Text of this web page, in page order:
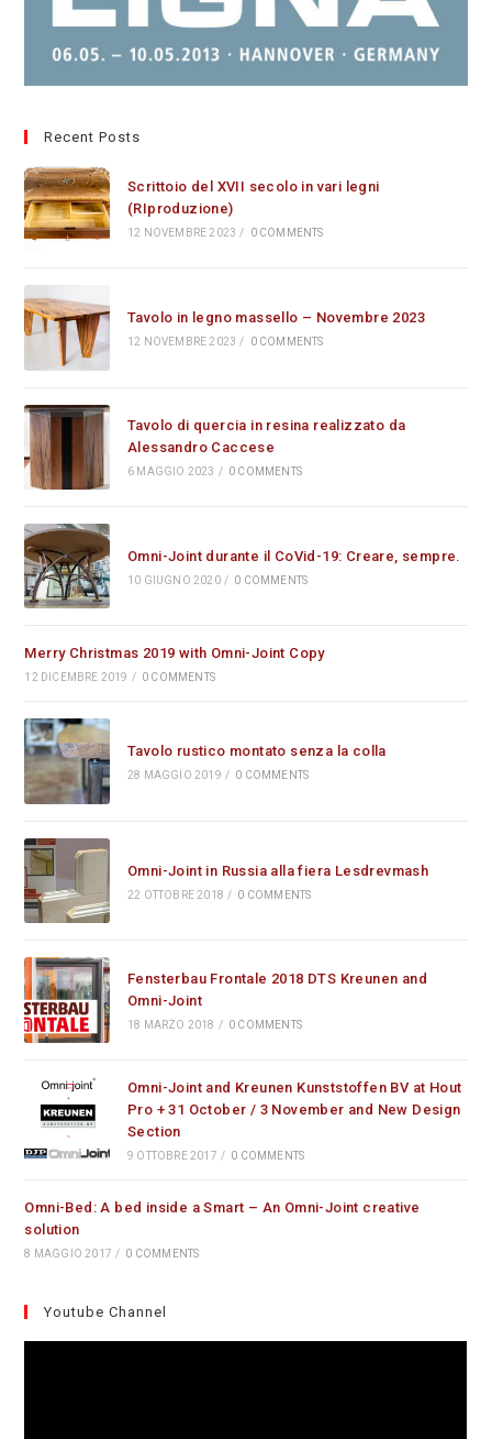
Recent Posts
Scrittoio del XVII secolo in vari legni
(RIproduzione)
12 NOVEMBRE 2023 / 0 COMMENTS
Tavolo in legno massello – Novembre 2023
12 NOVEMBRE 2023 / 0 COMMENTS
Tavolo di quercia in resina realizzato da
Alessandro Caccese
6 MAGGIO 2023 / 0 COMMENTS
Omni-Joint durante il CoVid-19: Creare, sempre.
10 GIUGNO 2020 / 0 COMMENTS
Merry Christmas 2019 with Omni-Joint Copy
12 DICEMBRE 2019 / 0 COMMENTS
Tavolo rustico montato senza la colla
28 MAGGIO 2019 / 0 COMMENTS
Omni-Joint in Russia alla fiera Lesdrevmash
22 OTTOBRE 2018 / 0 COMMENTS
Fensterbau Frontale 2018 DTS Kreunen and
Omni-Joint
18 MARZO 2018 / 0 COMMENTS
Omni-Joint and Kreunen Kunststoffen BV at Hout
Pro + 31 October / 3 November and New Design
Section
9 OTTOBRE 2017 / 0 COMMENTS
Omni-Bed: A bed inside a Smart – An Omni-Joint creative
solution
8 MAGGIO 2017 / 0 COMMENTS
Youtube Channel